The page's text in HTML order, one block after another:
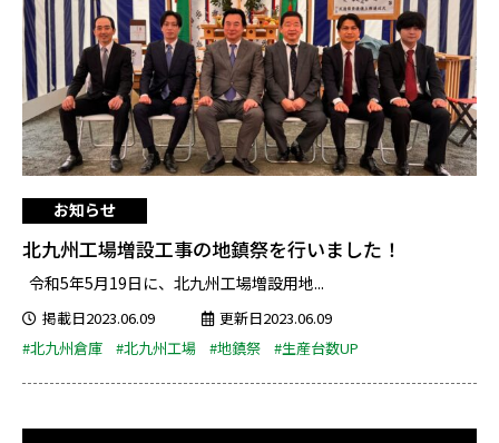
お知らせ
北九州工場増設工事の地鎮祭を行いました！
令和5年5月19日に、北九州工場増設用地...
掲載日2023.06.09
更新日2023.06.09
#北九州倉庫
#北九州工場 #地鎮祭 #生産台数UP